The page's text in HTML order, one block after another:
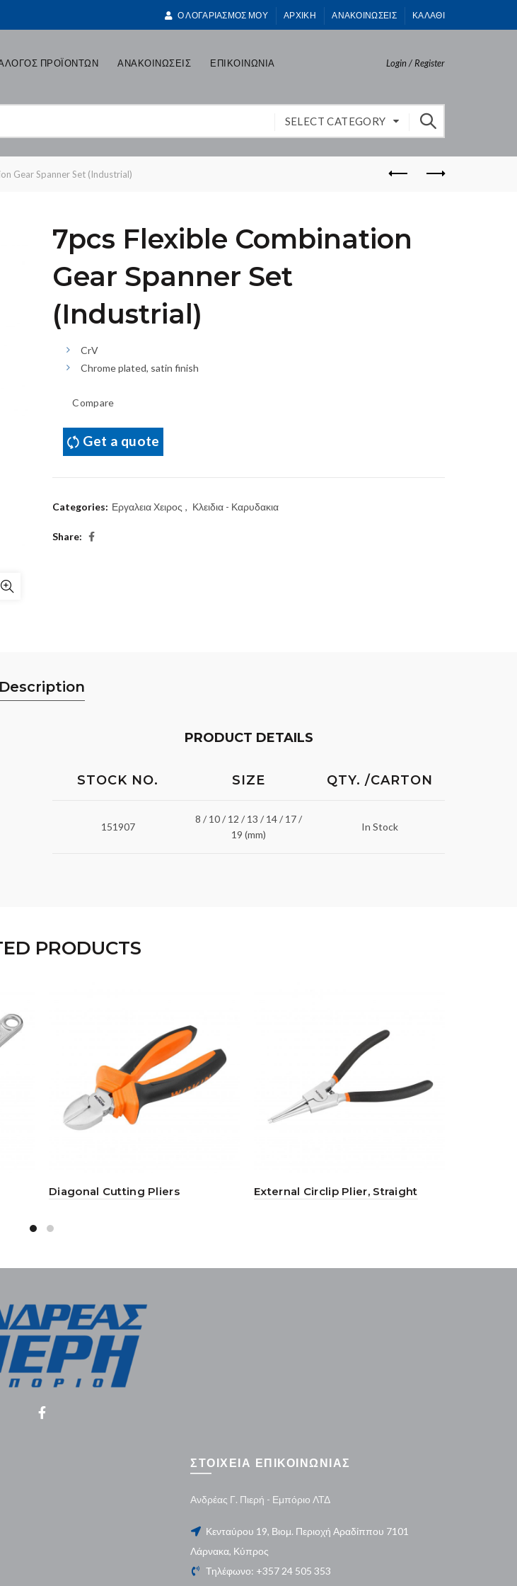
Ο ΛΟΓΑΡΙΑΣΜΟΣ ΜΟΥ ΑΡΧΙΚΗ ΑΝΑΚΟΙΝΩΣΕΙΣ ΚΑΛΑΘΙ
ΠΡΟΪΟΝΤΩΝ ΑΝΑΚΟΙΝΩΣΕΙΣ ΕΠΙΚΟΙΝΩΝΙΑ Login / Register
SELECT CATEGORY
Gear Spanner Set (Industrial)
7pcs Flexible Combination
Gear Spanner Set
(Industrial)
CrV
Chrome plated, satin finish
Compare
Get a quote
Categories: Εργαλεια Χειρος , Κλειδια - Καρυδακια
Share
Description
PRODUCT DETAILS
STOCK NO. SIZE QTY. /CARTON
151907
8 / 10 / 12 / 13 / 14 / 17 /
19 (mm)
In Stock
PRODUCTS
Diagonal Cutting Pliers External Circlip Plier, Straight
ΣΤΟΙΧΕΙΑ ΕΠΙΚΟΙΝΩΝΙΑΣ
Ανδρέας Γ. Πιερή - Εμπόριο ΛΤΔ
Κενταύρου 19, Βιομ. Περιοχή Αραδίππου 7101
Λάρνακα, Κύπρος
Τηλέφωνο: +357 24 505 353